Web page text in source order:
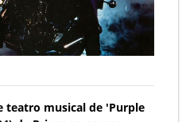
teatro musical de 'Purple